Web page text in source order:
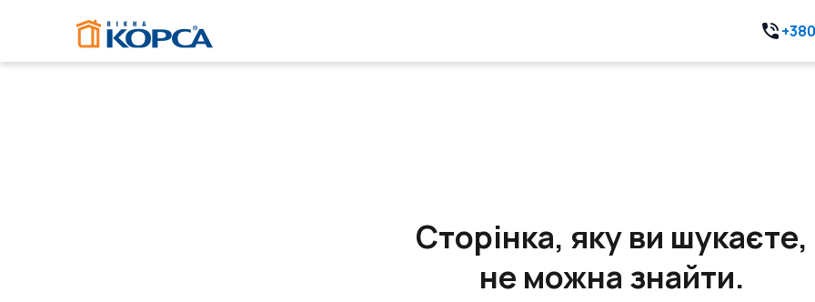
Сторінка, яку ви шукаєте,
не можна знайти.